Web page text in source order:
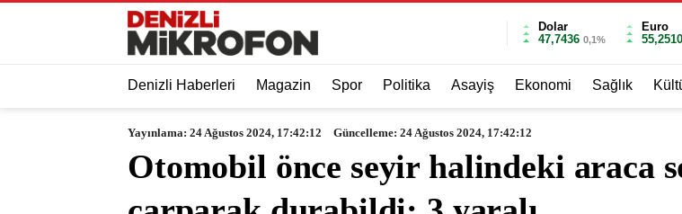
Dolar
47,7436 0,1%
Euro
55,2510
Denizli Haberleri Magazin Spor Politika Asayiş Ekonomi Sağlık
Yayınlama: 24 Ağustos 2024, 17:42:12 Güncelleme: 24 Ağustos 2024, 17:42:12
Otomobil önce seyir halindeki araca